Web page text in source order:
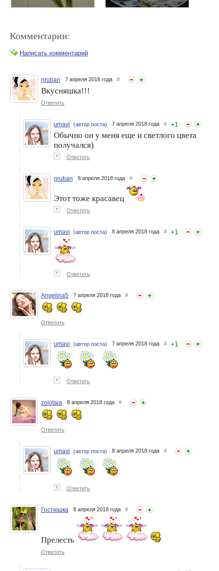
Конкурс 3 в 1. Роза -
мимоза. Салат "Прелесть"
Конкурс 3 в 1. Роза-мимоза.
Сырники с корицей
Комментарии:
Написать комментарий
nruban 7 апреля 2018 года #
Вкусняшка!!!
Ответить
umavi (автор поста) 7 апреля 2018 года # +1
Обычно он у меня еще и светлого цвета
получался)
↑ Ответить
nruban 8 апреля 2018 года #
Этот тоже красавец
↑ Ответить
umavi (автор поста) 8 апреля 2018 года # +1
↑ Ответить
Angelina5 7 апреля 2018 года #
Ответить
umavi (автор поста) 7 апреля 2018 года # +1
↑ Ответить
zolotaia 8 апреля 2018 года #
Ответить
umavi (автор поста) 8 апреля 2018 года #
↑ Ответить
Гостюшка 8 апреля 2018 года #
Прелесть
Ответить